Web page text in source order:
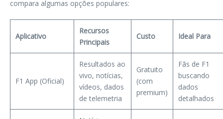
compara algumas opções populares:
Aplicativo
Recursos
Principais
Custo Ideal Para
F1 App (Oficial)
Resultados ao
vivo, notícias,
vídeos, dados
de telemetria
Gratuito
(com
premium)
Fãs de F1
buscando
dados
detalhados